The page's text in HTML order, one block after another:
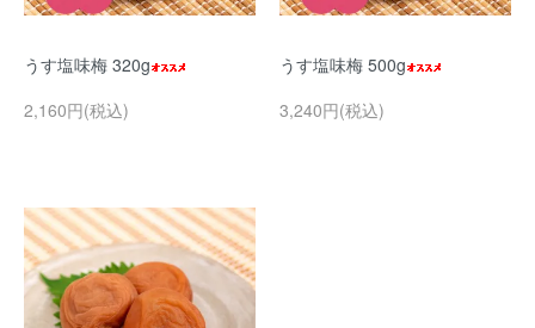
うす塩味梅 320g
2,160円(税込)
うす塩味梅 500g
3,240円(税込)